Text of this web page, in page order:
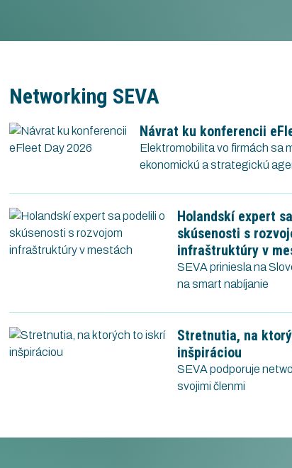
Networking SEVA
Návrat ku konferencii
Elektromobilita vo firmách sa
ekonomickú a strategickú
Holandskí expert
skúsenosti s
infraštruktúry v
SEVA priniesla na
na smart nabíjanie
Stretnutia, na
inšpiráciou
SEVA podporuje
svojimi členmi